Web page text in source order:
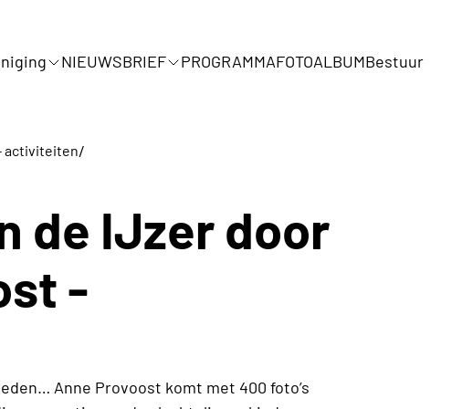
NIEUWSBRIEF PROGRAMMAFOTOALBUMBestuur
activiteiten/
de IJzer door
-
Anne Provoost komt met 400 foto’s